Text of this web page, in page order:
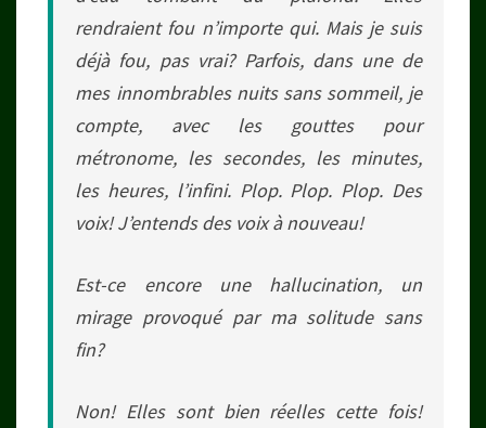
rendraient fou n’importe qui. Mais je suis
déjà fou, pas vrai? Parfois, dans une de
mes innombrables nuits sans sommeil, je
compte, avec les gouttes pour
métronome, les secondes, les minutes,
les heures, l’infini. Plop. Plop. Plop. Des
voix! J’entends des voix à nouveau!
Est-ce encore une hallucination, un
mirage provoqué par ma solitude sans
fin?
Non! Elles sont bien réelles cette fois!